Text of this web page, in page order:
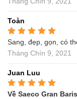
Toàn
Được xếp hạng 55
sao
Sang, đẹp, gọn, có
Tháng Chín 9, 2021
Juan Luu
Được xếp hạng 55
Về Saeco Gran